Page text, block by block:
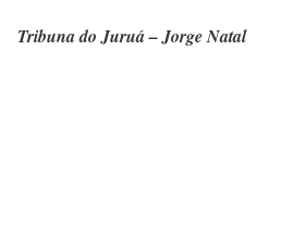
Tribuna do Juruá – Jorge Natal